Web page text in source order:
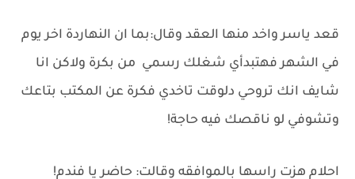
قعد ياسر واخد منها العقد وقال:بما ان النهاردة اخر يوم
في الشهر فهتبدأي شغلك رسمي من بكرة ولاكن انا
شايف انك تروحي دلوقت تاخدي فكرة عن المكتب بتاعك
وتشوفي لو ناقصك فيه حاجة!
احلام هزت راسها بالموافقه وقالت: حاضر يا فندم!